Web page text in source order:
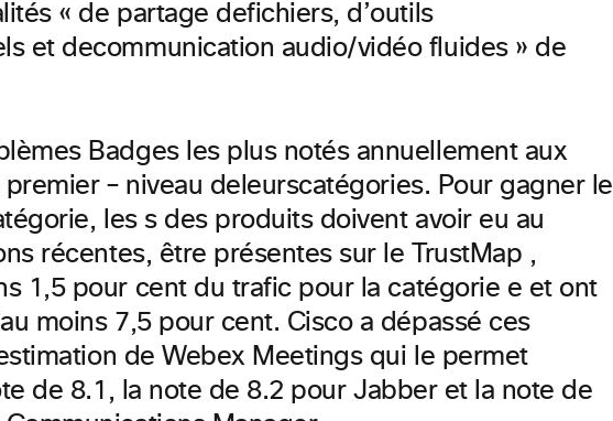
« de partage defichiers, d’outils
et decommunication audio/vidéo fluides » de
Badges les plus notés annuellement aux
premier– niveau de leurscatégories. Pour gagner le
les s des produits doivent avoir eu au
récentes, être présentes sur le TrustMap ,
1,5 pour cent du trafic pour la catégorie e et ont
moins 7,5 pour cent. Cisco a dépassé ces
de Webex Meetings qui le permet
de 8.1, la note de 8.2 pour Jabber et la note de